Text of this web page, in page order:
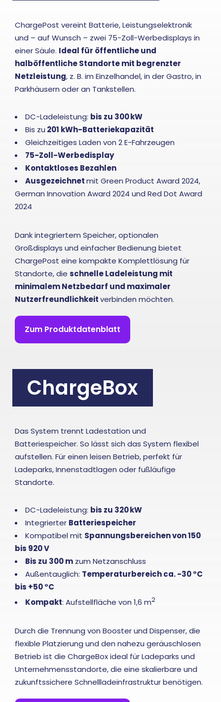
ChargePost vereint Batterie, Leistungselektronik
und – auf Wunsch – zwei 75-Zoll-Werbedisplays in
einer Säule. Ideal für öffentliche und
halböffentliche Standorte mit begrenzter
Netzleistung, z. B. im Einzelhandel, in der Gastro, in
Parkhäusern oder an Tankstellen.
DC-Ladeleistung: bis zu 300kW
Bis zu 201 kWh-Batteriekapazität
Gleichzeitiges Laden von 2 E-Fahrzeugen
75-Zoll-Werbedisplay
Kontaktloses Bezahlen
Ausgezeichnetmit Green Product Award 2024,
German Innovation Award 2024 und Red Dot Award
2024
Dank integriertem Speicher, optionalen
Großdisplays und einfacher Bedienung bietet
ChargePost eine kompakte Komplettlösung für
Standorte, die schnelle Ladeleistung mit
minimalem Netzbedarf und maximaler
Nutzerfreundlichkeitverbinden möchten.
Zum Produktdatenblatt
ChargeBox
Das System trennt Ladestation und
Batteriespeicher. So lässt sich das System flexibel
aufstellen. Für einen leisen Betrieb, perfekt für
Ladeparks, Innenstadtlagen oder fußläufige
Standorte.
DC-Ladeleistung: bis zu 320kW
Integrierter Batteriespeicher
Kompatibel mit Spannungsbereichen von 150
bis 920 V
Bis zu 300 m zum Netzanschluss
Außentauglich: Temperaturbereich ca. -30 °C
bis +50 °C
Kompakt: Aufstellfläche von 1,6 m2
Durch die Trennung von Booster und Dispenser, die
flexible Platzierung und den nahezu geräuschlosen
Betrieb ist die ChargeBox ideal für Ladeparks und
Unternehmensstandorte, die eine skalierbare und
zukunftssichere Schnellladeinfrastruktur benötigen.